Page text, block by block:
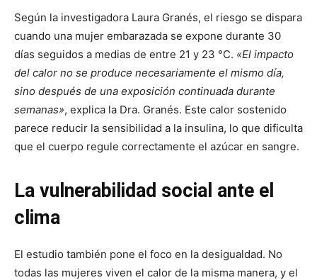
Según la investigadora Laura Granés, el riesgo se dispara
cuando una mujer embarazada se expone durante 30
días seguidos a medias de entre 21 y 23 °C. «El impacto
del calor no se produce necesariamente el mismo día,
sino después de una exposición continuada durante
semanas», explica la Dra. Granés. Este calor sostenido
parece reducir la sensibilidad a la insulina, lo que dificulta
que el cuerpo regule correctamente el azúcar en sangre.
La vulnerabilidad social ante el
clima
El estudio también pone el foco en la desigualdad. No
todas las mujeres viven el calor de la misma manera, y el